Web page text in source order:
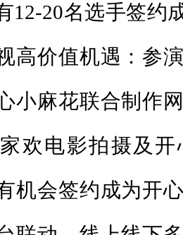
12-20名选手签约
高价值机遇：参
小麻花联合制作
欢电影拍摄及
机会签约成为开